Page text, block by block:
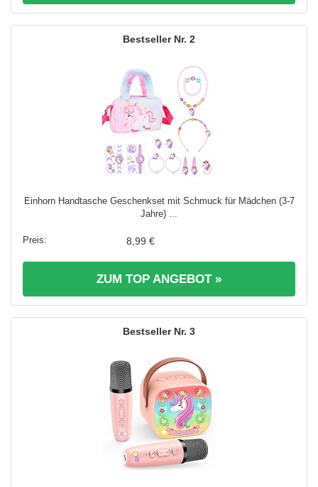
2
Einhorn Handtasche Geschenkset mit Schmuck für Mädchen (3-7
Jahre) ...
8,99 €
ZUM TOP ANGEBOT »
3